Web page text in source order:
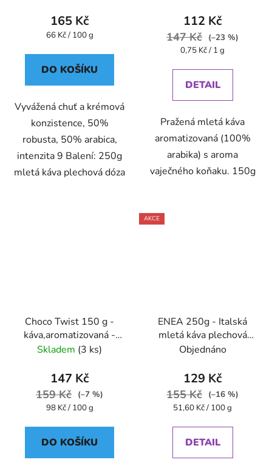
165 Kč
Měrná
66 Kč / 100 g
DO KOŠÍKU
Vyvážená chuť a krémová
konzistence, 50%
robusta, 50% arabica,
intenzita 9 Balení: 250g
mletá káva plechová dóza
112 Kč
147 Kč
(–23 %)
Měrná
0,75 Kč / 1 g
DETAIL
Pražená mletá káva
aromatizovaná (100%
arabika) s aroma
vaječného koňaku. 150g
Choco Twist 150 g -
káva,aromatizovaná -
Oxalis
Skladem (3 ks)
147 Kč
159 Kč
(–7 %)
Měrná
98 Kč / 100 g
DO KOŠÍKU
AKCE
ENEA 250g - Italská
mletá káva plechová
dóza Caffe Pompeii
Objednáno
129 Kč
155 Kč
(–16 %)
Měrná
51,60 Kč / 100 g
DETAIL